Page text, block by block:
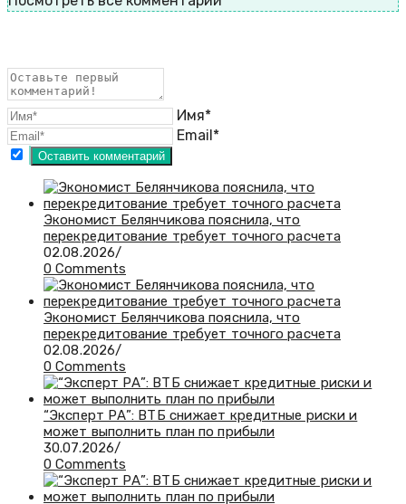
Имя*
Email*
Экономист Белянчикова пояснила, что
перекредитование требует точного расчета
02.08.2026/
0 Comments
Экономист Белянчикова пояснила, что
перекредитование требует точного расчета
02.08.2026/
0 Comments
“Эксперт РА”: ВТБ снижает кредитные риски и
может выполнить план по прибыли
30.07.2026/
0 Comments